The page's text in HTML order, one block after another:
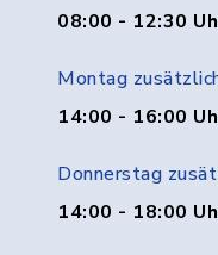
08:00 - 12:30
Montag
14:00 - 16:00
Donnerstag
14:00 - 18:00